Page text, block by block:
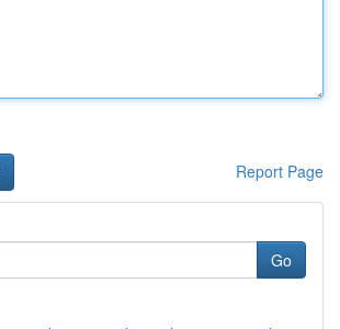
Report Page
Go